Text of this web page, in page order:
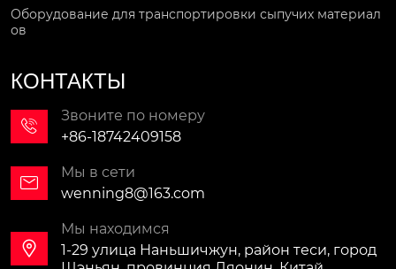
Оборудование для транспортировки сыпучих материал
ов
КОНТАКТЫ

Звоните по номеру
+86-18742409158

Мы в сети
wenning8@163.com

Мы находимся
1-29 улица Наньшичжун, район теси, город